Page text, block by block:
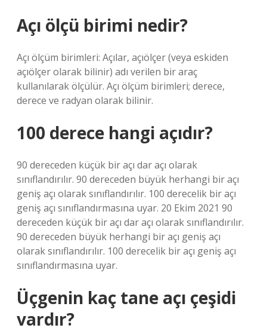
Açı ölçü birimi nedir?
Açı ölçüm birimleri: Açılar, açıölçer (veya eskiden
açıölçer olarak bilinir) adı verilen bir araç
kullanılarak ölçülür. Açı ölçüm birimleri; derece,
derece ve radyan olarak bilinir.
100 derece hangi açıdır?
90 dereceden küçük bir açı dar açı olarak
sınıflandırılır. 90 dereceden büyük herhangi bir açı
geniş açı olarak sınıflandırılır. 100 derecelik bir açı
geniş açı sınıflandırmasına uyar. 20 Ekim 2021 90
dereceden küçük bir açı dar açı olarak sınıflandırılır.
90 dereceden büyük herhangi bir açı geniş açı
olarak sınıflandırılır. 100 derecelik bir açı geniş açı
sınıflandırmasına uyar.
Üçgenin kaç tane açı çeşidi
vardır?